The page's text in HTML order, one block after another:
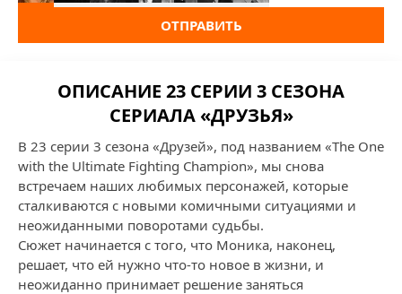
ОТПРАВИТЬ
ОПИСАНИЕ 23 СЕРИИ 3 СЕЗОНА
СЕРИАЛА «ДРУЗЬЯ»
В 23 серии 3 сезона «Друзей», под названием «The One
with the Ultimate Fighting Champion», мы снова
встречаем наших любимых персонажей, которые
сталкиваются с новыми комичными ситуациями и
неожиданными поворотами судьбы.
Сюжет начинается с того, что Моника, наконец,
решает, что ей нужно что-то новое в жизни, и
неожиданно принимает решение заняться